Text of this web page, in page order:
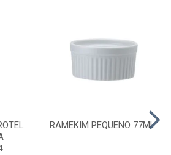
RAMEKIM PEQUENO 77ML